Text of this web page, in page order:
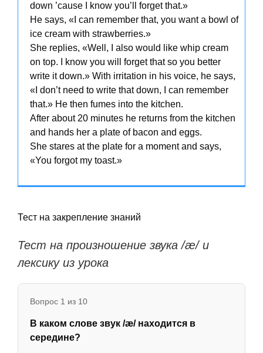
down ’cause I know you’ll forget that.»
He says, «I can remember that, you want a bowl of
ice cream with strawberries.»
She replies, «Well, I also would like whip cream
on top. I know you will forget that so you better
write it down.» With irritation in his voice, he says,
«I don’t need to write that down, I can remember
that.» He then fumes into the kitchen.
After about 20 minutes he returns from the kitchen
and hands her a plate of bacon and eggs.
She stares at the plate for a moment and says,
«You forgot my toast.»
Тест на закрепление знаний
Тест на произношение звука /æ/ и
лексику из урока
Вопрос 1 из 10
В каком слове звук /æ/ находится в
середине?